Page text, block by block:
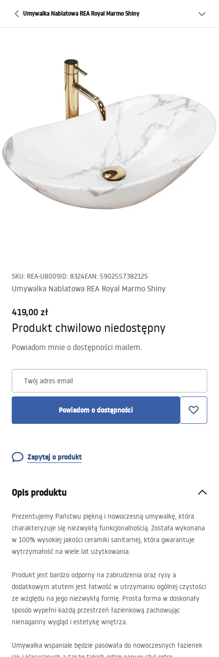
Umywalka Nablatowa REA Royal Marmo Shiny
SKU: REA-U8009ID: 8324EAN: 5902557382125
Umywalka Nablatowa REA Royal Marmo Shiny
419,00 zł
Produkt chwilowo niedostępny
Powiadom mnie o dostępności mailem.
Twój adres email
Powiadom o dostępności
Zapytaj o produkt
Opis produktu
Prezentujemy Państwu piękną i nowoczesną umywalkę, która
charakteryzuje się niezwykłą funkcjonalnością. Została wykonana
w 100% wysokiej jakości ceramiki sanitarnej, która gwarantuje
wytrzymałość na wiele lat użytkowania.
Produkt jest bardzo odporny na zabrudzenia oraz rysy a
dodatkowym atutem jest łatwość w utrzymaniu ogólnej czystości
ze względu na jego niezwykłą formę. Prosta forma w doskonały
sposób wypełni każdą przestrzeń łazienkową zachowując
nienaganny wygląd i estetykę wnętrza.
Umywalka wspaniale będzie pasowała do nowoczesnych łazienek